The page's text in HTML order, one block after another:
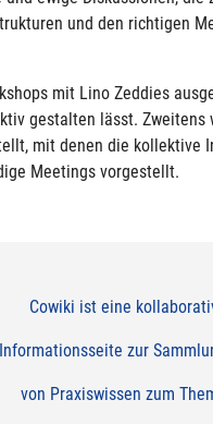
und den richtigen
mit Lino Zeddies
gestalten lässt. Zweitens
mit denen die
Meetings vorgestellt.
Cowiki ist eine
Informationsseite zur
von Praxiswissen zum